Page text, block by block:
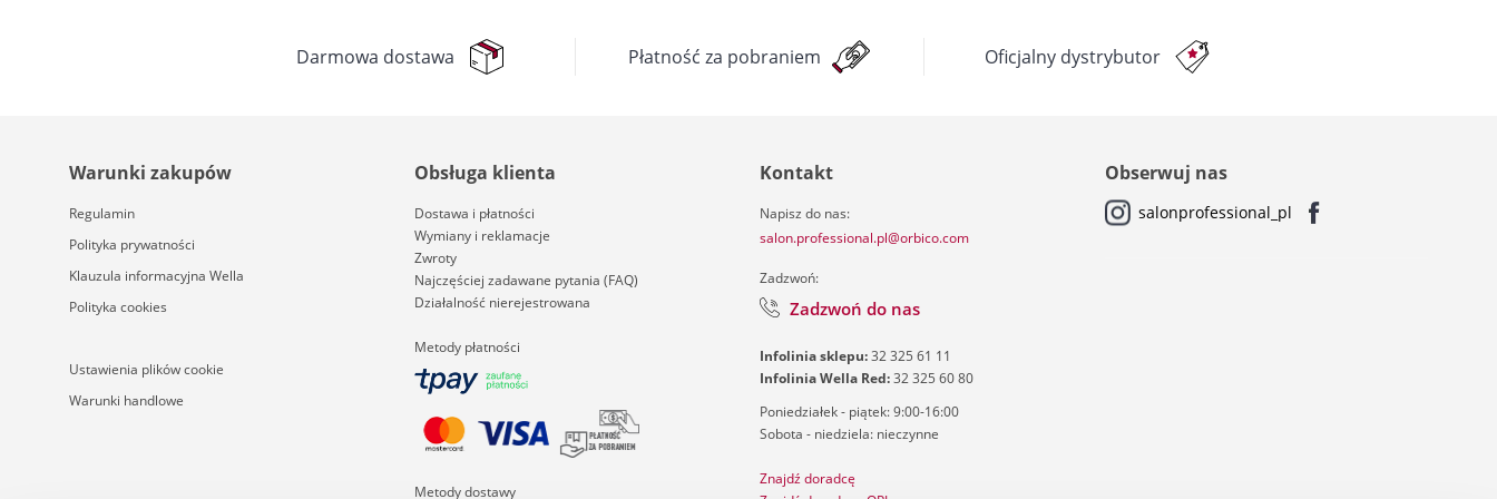
/88 (1)
/89 (1)
/97 (3)
Darmowa dostawa Płatność za pobraniem Oficjalny dystrybutor
Warunki zakupów
Regulamin
Polityka prywatności
Klauzula informacyjna Wella
Polityka cookies
Ustawienia plików cookie
Warunki handlowe
Obsługa klienta
Dostawa i płatności
Wymiany i reklamacje
Zwroty
Najczęściej zadawane pytania (FAQ)
Działalność nierejestrowana
Metody płatności
Metody dostawy
Kontakt
Napisz do nas:
salon.professional.pl@orbico.com
Zadzwoń:
Zadzwoń do nas
Infolinia sklepu:32 325 61 11
Infolinia Wella Red:32 325 60 80
Poniedziałek - piątek: 9:00-16:00
Sobota - niedziela: nieczynne
Znajdź doradcę
Obserwuj nas
salonprofessional_pl